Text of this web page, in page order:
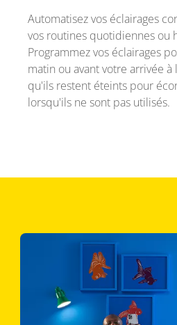
Automatisez vos éclairages
vos routines quotidiennes ou
Programmez vos éclairages
matin ou avant votre arrivée
qu'ils restent éteints pour
lorsqu'ils ne sont pas utilisés.